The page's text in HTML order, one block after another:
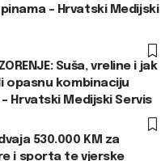
– Hrvatski Medijski
Suša, vreline i jak
opasnu kombinaciju
Hrvatski Medijski Servis
530.000 KM za
i sporta te vjerske